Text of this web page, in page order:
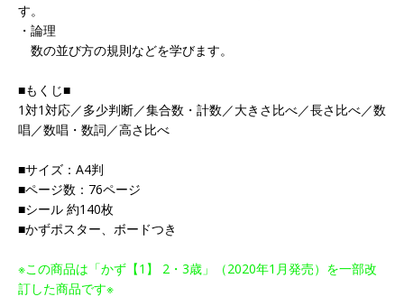
す。
・論理
数の並び方の規則などを学びます。
■もくじ■
1対1対応／多少判断／集合数・計数／大きさ比べ／長さ比べ／数
唱／数唱・数詞／高さ比べ
■サイズ：A4判
■ページ数：76ページ
■シール 約140枚
■かずポスター、ボードつき
※この商品は「かず【1】 2・3歳」（2020年1月発売）を一部改
訂した商品です※